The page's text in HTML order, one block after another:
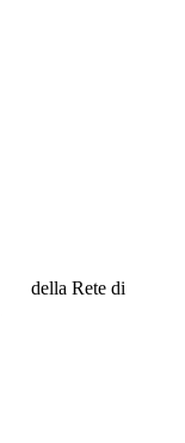
della Rete di